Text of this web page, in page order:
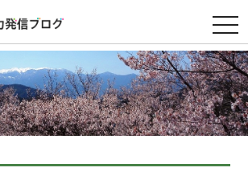
t
o
g
g
l
e
n
a
v
i
t